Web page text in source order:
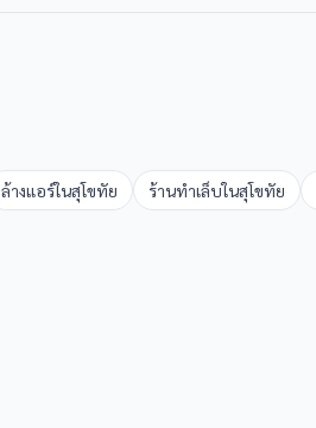
ล้างแอร์ในสุโขทัย ร้านทำเล็บในสุโขทัย